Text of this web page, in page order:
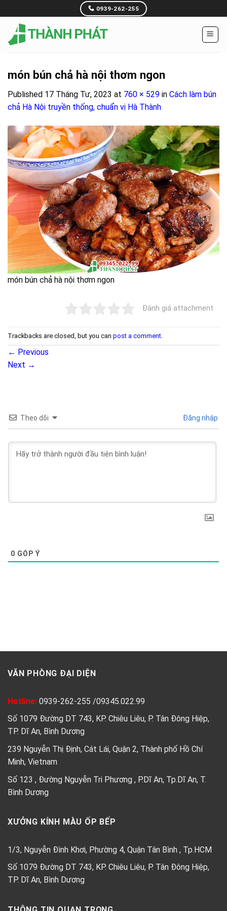
to
content
0939-262-255
món bún chả hà nội thơm ngon
Published 17 Tháng Tư, 2023 at 760 × 529 in Cách làm bún
chả Hà Nội truyền thống, chuẩn vị Hà Thành
món bún chả hà nội thơm ngon
Đánh giá attachment
Trackbacks are closed, but you can post a comment
← Previous
Next →
Theo dõi Đăng nhập
0 GÓP Ý
VĂN PHÒNG ĐẠI DIỆN
Hotline: 0939-262-255 /09345.022.99
Số 1079 Đường DT 743, KP. Chiêu Liêu, P. Tân Đông Hiệp,
TP. Dĩ An, Bình Dương
239 Nguyễn Thị Định, Cát Lái, Quận 2, Thành phố Hồ Chí
Minh, Vietnam
Số 123 , Đường Nguyễn Tri Phương , P.Dĩ An, Tp.Dĩ An, T.
Bình Dương
XƯỞNG KÍNH MÀU ỐP BẾP
1/3, Nguyễn Đình Khơi, Phường 4, Quận Tân Bình , Tp.HCM
Số 1079 Đường DT 743, KP. Chiêu Liêu, P. Tân Đông Hiệp,
TP. Dĩ An, Bình Dương